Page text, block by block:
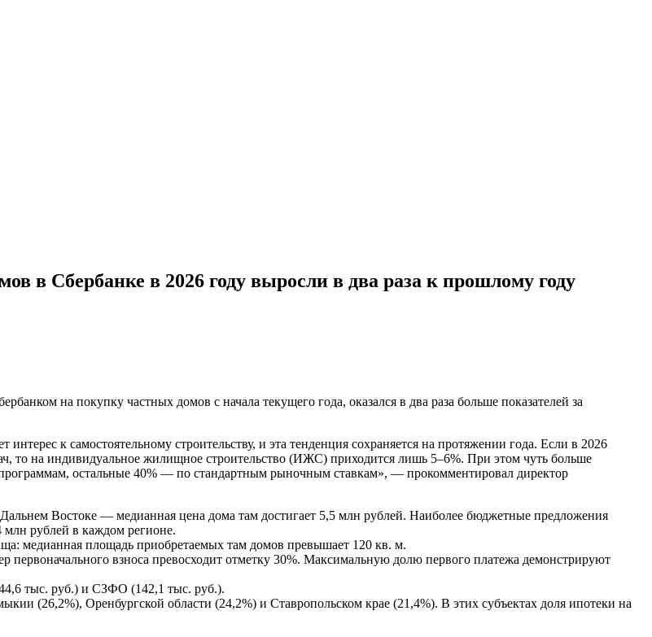
в Сбербанке в 2026 году выросли в два раза к прошлому году
на покупку частных домов с начала текущего года, оказался в два раза больше показателей за
к самостоятельному строительству, и эта тенденция сохраняется на протяжении года. Если в 2026
то на индивидуальное жилищное строительство (ИЖС) приходится лишь 5–6%. При этом чуть больше
остальные 40% — по стандартным рыночным ставкам», — прокомментировал директор
Востоке — медианная цена дома там достигает 5,5 млн рублей. Наиболее бюджетные предложения
млн рублей в каждом регионе.
медианная площадь приобретаемых там домов превышает 120 кв. м.
взноса превосходит отметку 30%. Максимальную долю первого платежа демонстрируют
тыс. руб.) и СЗФО (142,1 тыс. руб.).
(26,2%), Оренбургской области (24,2%) и Ставропольском крае (21,4%). В этих субъектах доля ипотеки на